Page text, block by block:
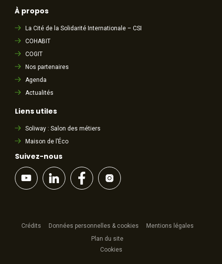
À propos
La Cité de la Solidarité Internationale – CSI
COHABIT
COGIT
Nos partenaires
Agenda
Actualités
Liens utiles
Soliway : Salon des métiers
Maison de l’Éco
Suivez-nous
Crédits Données personnelles & cookies
Mentions légales
Plan du site
Cookies